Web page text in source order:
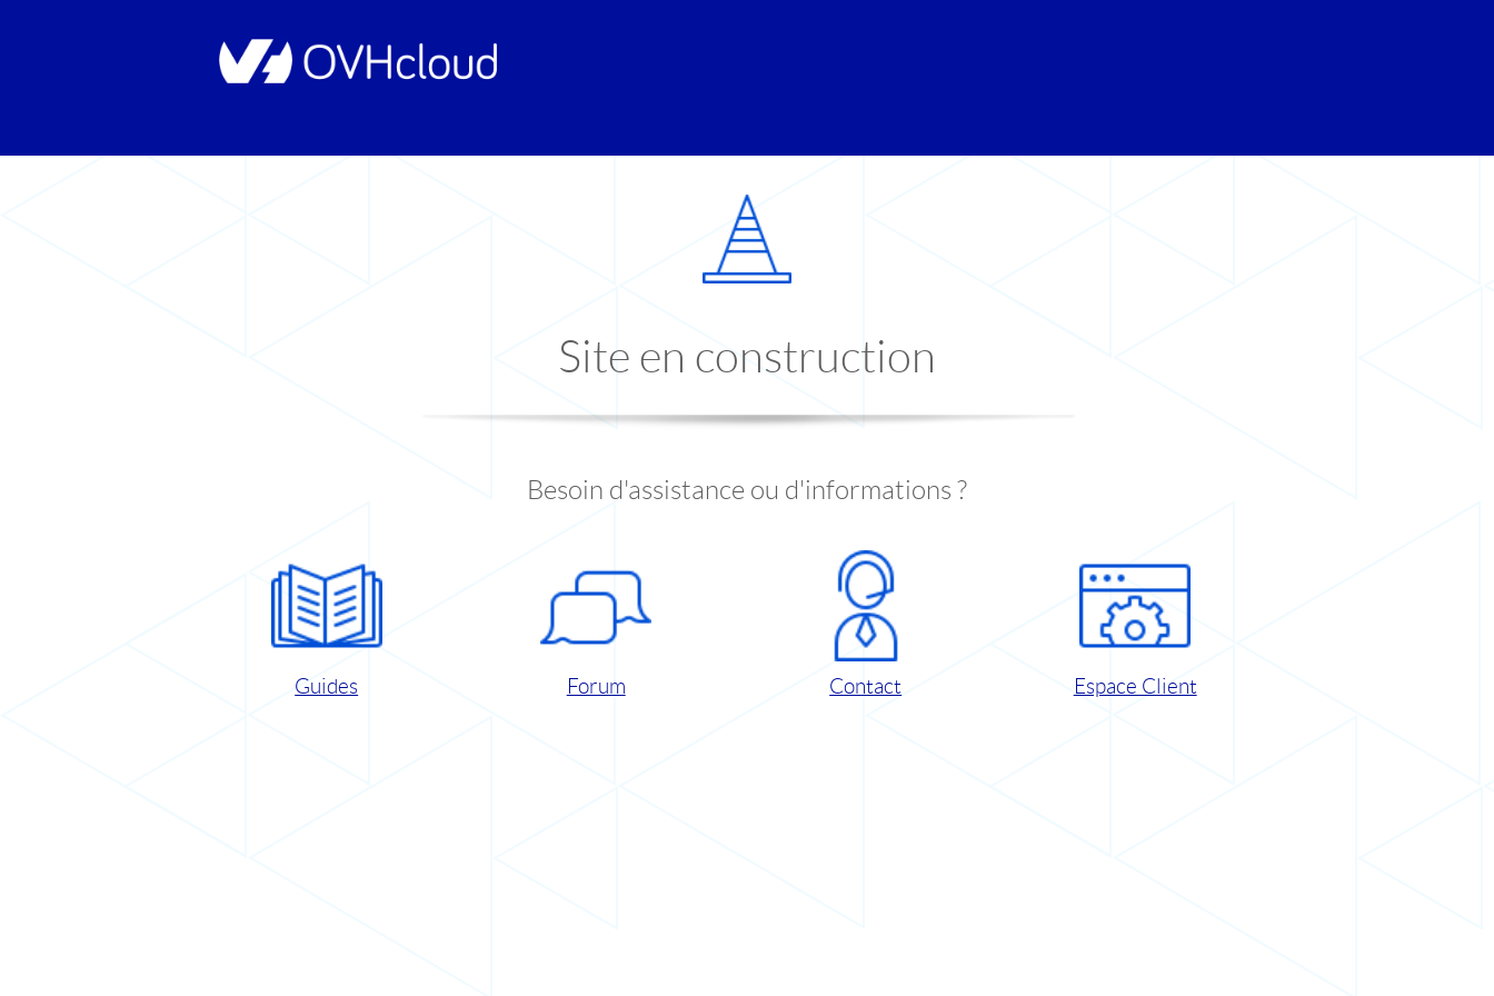
Site en construction
Besoin d'assistance ou d'informations ?
Guides Forum Contact Espace Client